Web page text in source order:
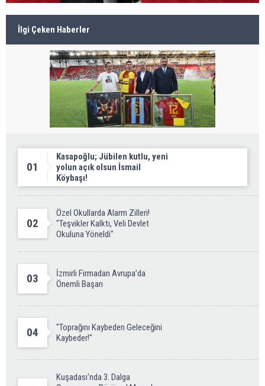
İlgi Çeken Haberler
01
Kasapoğlu; Jübilen kutlu, yeni
yolun açık olsun İsmail
Köybaşı!
02
Özel Okullarda Alarm Zilleri!
"Teşvikler Kalktı, Veli Devlet
Okuluna Yöneldi"
03
İzmirli Firmadan Avrupa’da
Önemli Başarı
04
"Toprağını Kaybeden Geleceğini
Kaybeder!"
Kuşadası'nda 3. Dalga